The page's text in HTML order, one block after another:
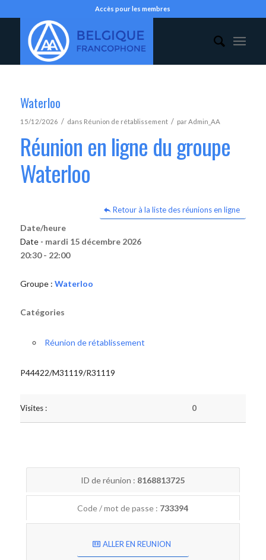
Accès pour les membres
Waterloo
15/12/2026 / dans Réunion de rétablissement / parAdmin_AA
Réunion en ligne du groupe
Waterloo
Retour à la liste des réunions en ligne
Date/heure
Date - mardi 15 décembre 2026
20:30 - 22:00
Groupe : Waterloo
Catégories
Réunion de rétablissement
P44422/M31119/R31119
Visites : 0
ID de réunion : 8168813725
Code / mot de passe : 733394
ALLER EN REUNION